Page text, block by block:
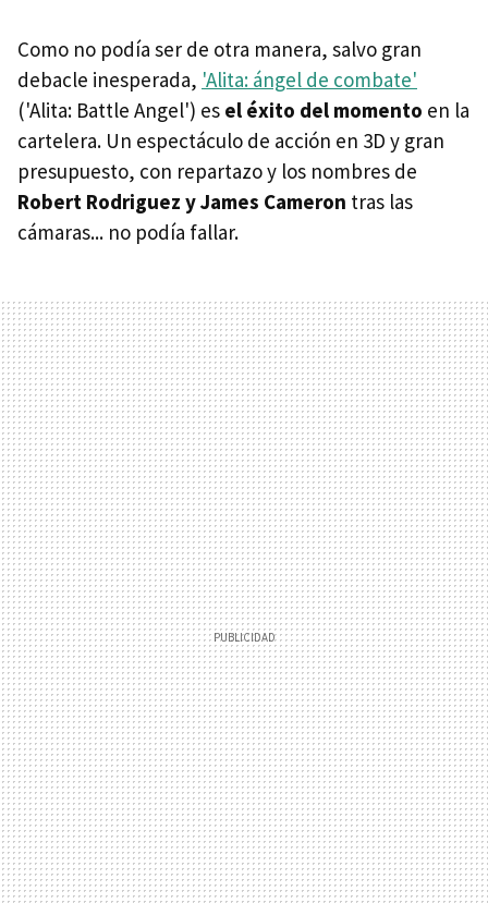
Como no podía ser de otra manera, salvo gran
debacle inesperada, 'Alita: ángel de combate'
('Alita: Battle Angel') es el éxito del momento en la
cartelera. Un espectáculo de acción en 3D y gran
presupuesto, con repartazo y los nombres de
Robert Rodriguez y James Cameron tras las
cámaras... no podía fallar.